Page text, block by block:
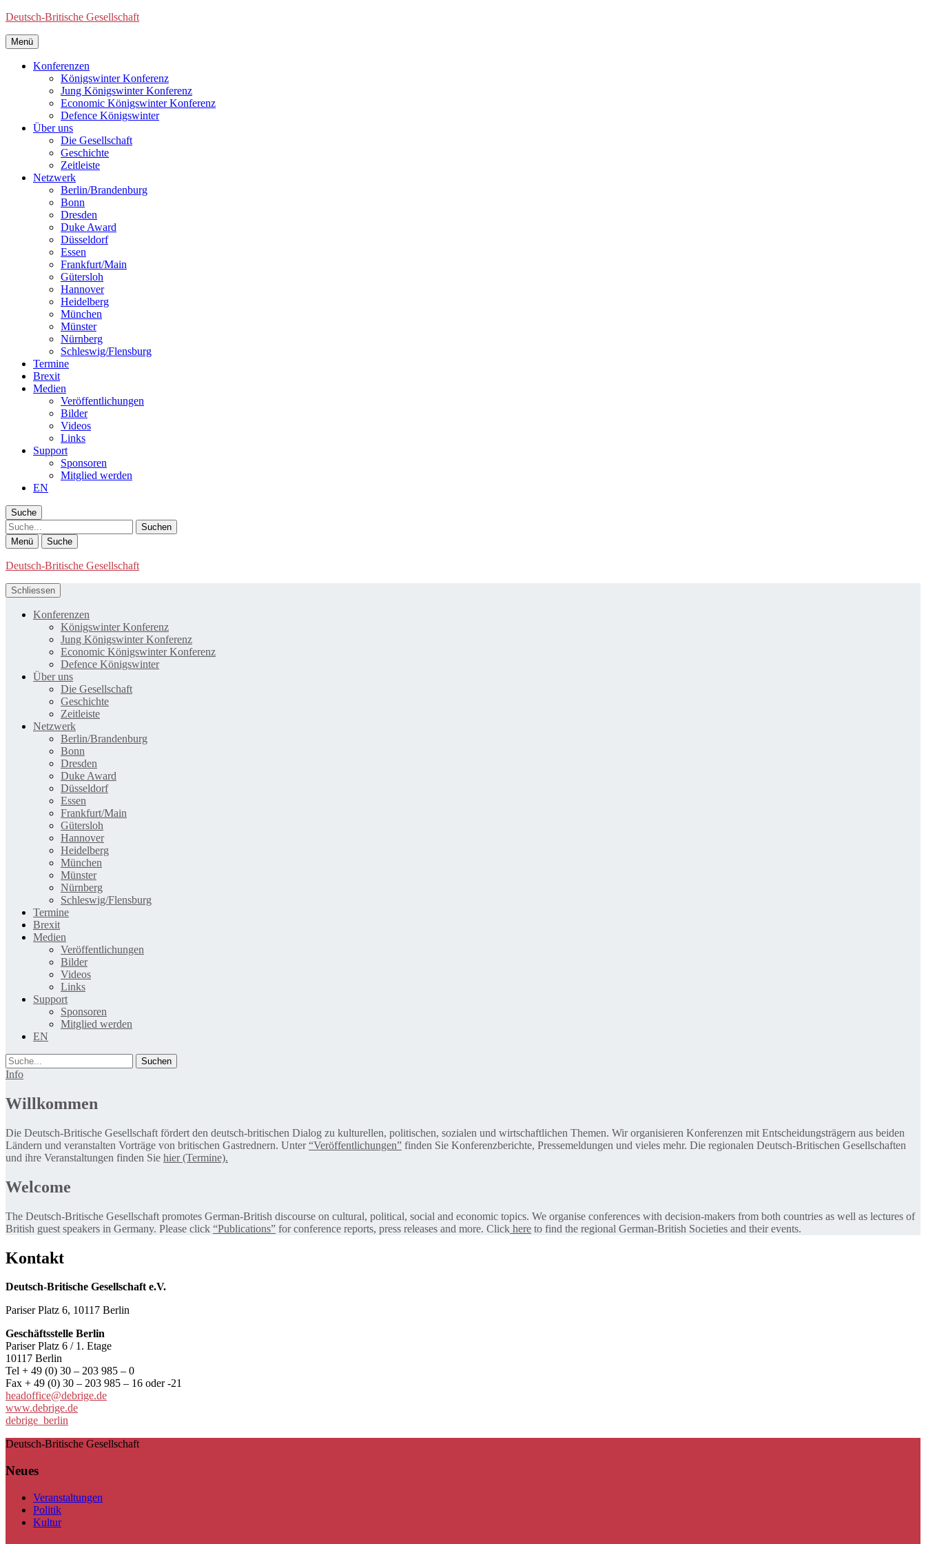
Deutsch-Britische Gesellschaft
Menü
Konferenzen
Königswinter Konferenz
Jung Königswinter Konferenz
Economic Königswinter Konferenz
Defence Königswinter
Über uns
Die Gesellschaft
Geschichte
Zeitleiste
Netzwerk
Berlin/Brandenburg
Bonn
Dresden
Duke Award
Düsseldorf
Essen
Frankfurt/Main
Gütersloh
Hannover
Heidelberg
München
Münster
Nürnberg
Schleswig/Flensburg
Termine
Brexit
Medien
Veröffentlichungen
Bilder
Videos
Links
Support
Sponsoren
Mitglied werden
EN
Suche
Suche
Menü Suche
Deutsch-Britische Gesellschaft
Schliessen
Konferenzen
Königswinter Konferenz
Jung Königswinter Konferenz
Economic Königswinter Konferenz
Defence Königswinter
Über uns
Die Gesellschaft
Geschichte
Zeitleiste
Netzwerk
Berlin/Brandenburg
Bonn
Dresden
Duke Award
Düsseldorf
Essen
Frankfurt/Main
Gütersloh
Hannover
Heidelberg
München
Münster
Nürnberg
Schleswig/Flensburg
Termine
Brexit
Medien
Veröffentlichungen
Bilder
Videos
Links
Support
Sponsoren
Mitglied werden
EN
Suche
Info
Willkommen
Die Deutsch-Britische Gesellschaft fördert den deutsch-britischen Dialog zu kulturellen, politischen, sozialen und wirtschaftlichen Themen. Wir organisieren Konferenzen mit Entscheidungsträgern aus beiden
Ländern und veranstalten Vorträge von britischen Gastrednern. Unter“Veröffentlichungen” finden Sie Konferenzberichte, Pressemeldungen und vieles mehr. Die regionalen Deutsch-Britischen Gesellschaften
und ihre Veranstaltungen finden Sie hier (Termine).
Welcome
The Deutsch-Britische Gesellschaft promotes German-British discourse on cultural, political, social and economic topics. We organise conferences with decision-makers from both countries as well as lectures of
British guest speakers in Germany. Please click “Publications” for conference reports, press releases and more. Click here to find the regional German-British Societies and their events.
Kontakt
Deutsch-Britische Gesellschaft e.V.
Pariser Platz 6, 10117 Berlin
Geschäftsstelle Berlin
Pariser Platz 6 / 1. Etage
10117 Berlin
Tel + 49 (0) 30 – 203 985 – 0
Fax + 49 (0) 30 – 203 985 – 16 oder -21
headoffice@debrige.de
www.debrige.de
debrige_berlin
Deutsch-Britische Gesellschaft
Neues
Veranstaltungen
Politik
Kultur